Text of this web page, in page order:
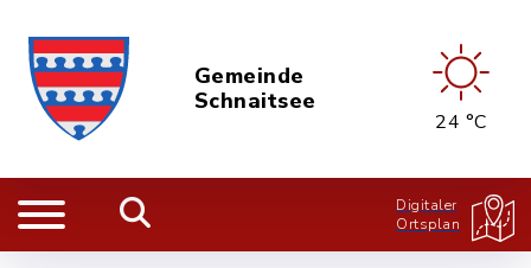
Gemeinde
Schnaitsee
24 °C
Digitaler
Ortsplan